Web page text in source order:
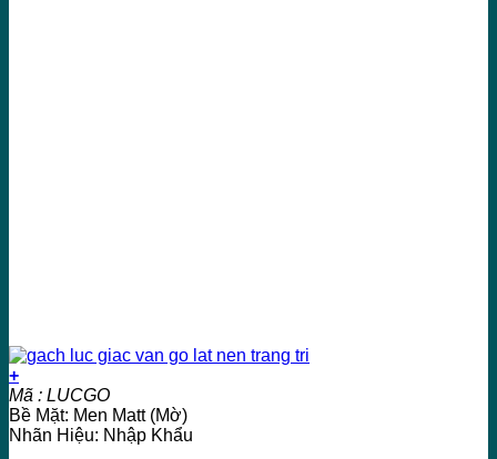
+
Mã : LUCGO
Bề Mặt: Men Matt (Mờ)
Nhãn Hiệu: Nhập Khẩu